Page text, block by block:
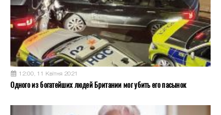
12:00, 11 Квітня 2021
Одного из богатейших людей Британии мог убить его пасынок